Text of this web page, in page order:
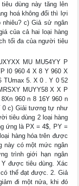
dùng này tăng lên
hoá không đổi thì lợi
c) Giả sử ngân
của cả hai loại hàng
tối đa của người tiêu
MU MU54YY P
I0 960 4 X 8 Y 960 X
TUmax 5. X 0 . Y 0 52
MUYY58 X X P
960 n 8 16Y 960 n
0 c) Giải tương tự như
tiêu dùng 2 loại hàng
ứng là PX = 4$, PY =
hàng hóa trên được
này có một mức ngân
trình giới hạn ngân
được tiêu dùng. Xác
thể đạt được. 2. Giả
đi một nửa, khi đó